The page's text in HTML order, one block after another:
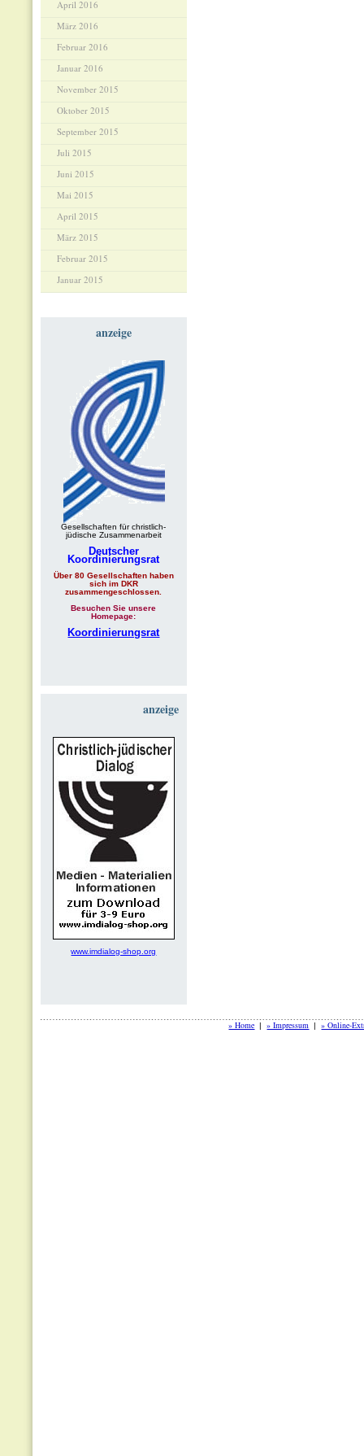
April 2016
März 2016
Februar 2016
Januar 2016
November 2015
Oktober 2015
September 2015
Juli 2015
Juni 2015
Mai 2015
April 2015
März 2015
Februar 2015
Januar 2015
anzeige
Gesellschaften für christlich-
jüdische Zusammenarbeit
Deutscher
Koordinierungsrat
Über 80 Gesellschaften haben
sich im DKR
zusammengeschlossen.
Besuchen Sie unsere
Homepage:
Koordinierungsrat
anzeige
www.imdialog-shop.org
» Home | » Impressum | » Online-